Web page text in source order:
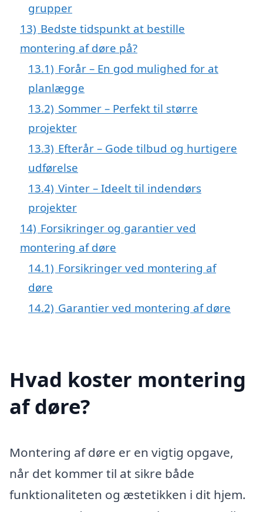
grupper
13) Bedste tidspunkt at bestille
montering af døre på?
13.1) Forår – En god mulighed for at
planlægge
13.2) Sommer – Perfekt til større
projekter
13.3) Efterår – Gode tilbud og hurtigere
udførelse
13.4) Vinter – Ideelt til indendørs
projekter
14) Forsikringer og garantier ved
montering af døre
14.1) Forsikringer ved montering af
døre
14.2) Garantier ved montering af døre
Hvad koster montering
af døre?
Montering af døre er en vigtig opgave,
når det kommer til at sikre både
funktionaliteten og æstetikken i dit hjem.